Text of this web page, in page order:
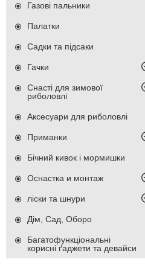
Газові пальники
Палатки
Садки та підсаки
Гачки
Снасті для зимової
риболовлі
Аксесуари для риболовлі
Приманки
Бічний кивок і мормишки
Оснастка и монтаж
ліски та шнури
Дім, Сад, Оборо
Багатофункціональні
корисні ґаджети та девайси